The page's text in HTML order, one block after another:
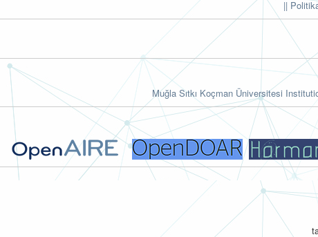
||
Muğla Sıtkı Koçman Üniversitesi